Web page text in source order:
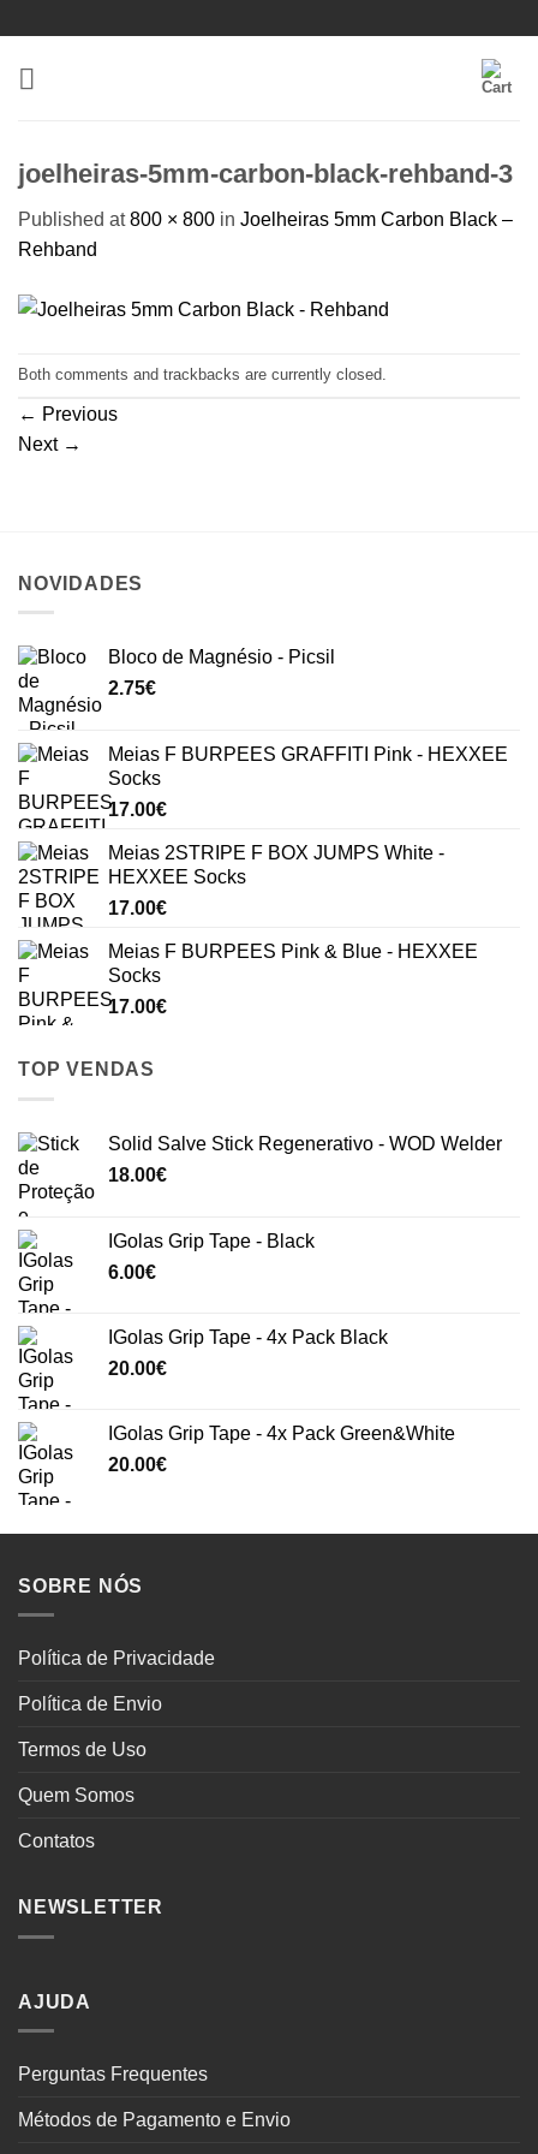
content
joelheiras-5mm-carbon-black-rehband-3
Published at800 × 800 in Joelheiras 5mm Carbon Black –
Rehband
Both comments and trackbacks are currently closed.
← Previous
Next →
NOVIDADES
Bloco de Magnésio - Picsil
2.75€
Meias F BURPEES GRAFFITI Pink - HEXXEE
Socks
17.00€
Meias 2STRIPE F BOX JUMPS White -
HEXXEE Socks
17.00€
Meias F BURPEES Pink & Blue - HEXXEE
Socks
17.00€
TOP VENDAS
Solid Salve Stick Regenerativo - WOD Welder
18.00€
IGolas Grip Tape - Black
6.00€
IGolas Grip Tape - 4x Pack Black
20.00€
IGolas Grip Tape - 4x Pack Green&White
20.00€
SOBRE NÓS
Política de Privacidade
Política de Envio
Termos de Uso
Quem Somos
Contatos
NEWSLETTER
AJUDA
Perguntas Frequentes
Métodos de Pagamento e Envio